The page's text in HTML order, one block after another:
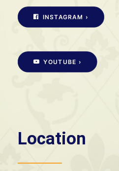
INSTAGRAM ›
YOUTUBE ›
Location